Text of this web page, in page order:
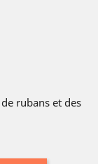
rubans et des